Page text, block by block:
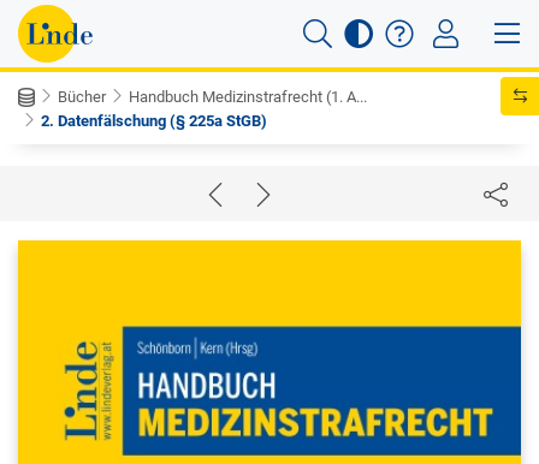
Bücher
Handbuch Medizinstrafrecht (1. A...
2. Datenfälschung (§ 225a StGB)